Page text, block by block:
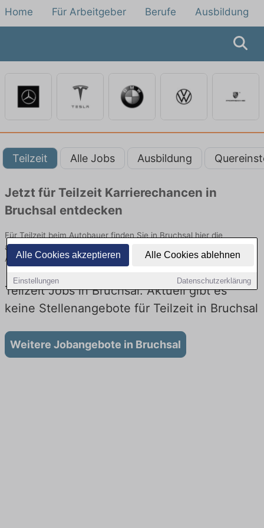
Alle Cookies akzeptieren Alle Cookies ablehnen
Einstellungen Datenschutzerklärung
Home Für Arbeitgeber Berufe Ausbildung
Teilzeit Alle Jobs Ausbildung
Jetzt für Teilzeit Karrierechancen in
Bruchsal entdecken
Für Teilzeit beim Autobauer finden Sie in Bruchsal hier die
aktuellsten Angebote. Entdecken Sie freie Optionen von Top-
Arbeitgebern und bewerben Sie sich noch heute.
Teilzeit Jobs in Bruchsal: Aktuell gibt es
keine Stellenangebote für Teilzeit in Bruchsal
Weitere Jobangebote in Bruchsal